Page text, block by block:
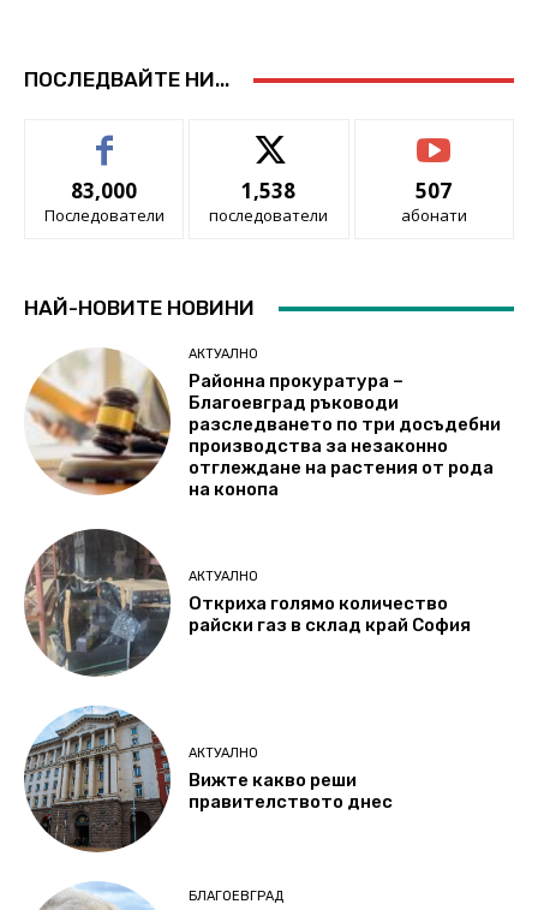
ПОСЛЕДВАЙТЕ НИ...
83,000
Последователи
1,538
последователи
507
абонати
НАЙ-НОВИТЕ НОВИНИ
АКТУАЛНО
Районна прокуратура –
Благоевград ръководи
разследването по три досъдебни
производства за незаконно
отглеждане на растения от рода
на конопа
АКТУАЛНО
Откриха голямо количество
райски газ в склад край София
АКТУАЛНО
Вижте какво реши
правителството днес
БЛАГОЕВГРАД